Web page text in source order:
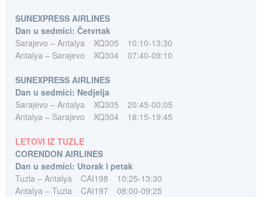
SUNEXPRESS AIRLINES
Dan u sedmici: Četvrtak
Sarajevo – Antalya
XQ305
10:10-13:30
Antalya – Sarajevo
XQ304 07:40-09:10
SUNEXPRESS AIRLINES
Dan u sedmici: Nedjelja
Sarajevo – Antalya
XQ305
20:45-00:05
Antalya – Sarajevo
XQ304 18:15-19:45
LETOVI IZ TUZLE
CORENDON AIRLINES
Dan u sedmici: Utorak i petak
Tuzla – Antalya
CAI198
10:25-13:30
Antalya – Tuzla
CAI197 08:00-09:25